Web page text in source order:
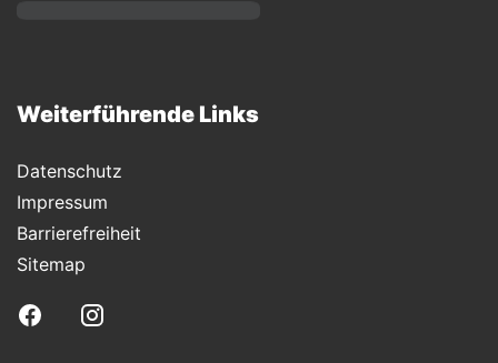
Weiterführende Links
Datenschutz
Impressum
Barrierefreiheit
Sitemap